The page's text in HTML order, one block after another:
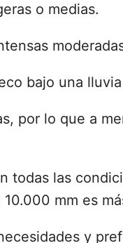
o medias.
bajo una
por lo que a
todas las
mm es
y